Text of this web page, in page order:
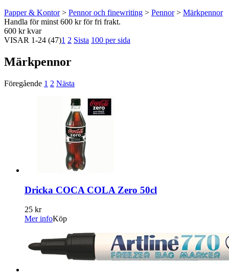
Papper & Kontor> Pennor och finewriting > Pennor> Märkpennor
Handla för minst 600 kr för fri frakt.
600 kr kvar
VISAR 1-24 (47)1 2 Sista 100 per sida
Märkpennor
Föregående 1 2 Nästa
Dricka COCA COLA Zero 50cl
25 kr
Mer infoKöp